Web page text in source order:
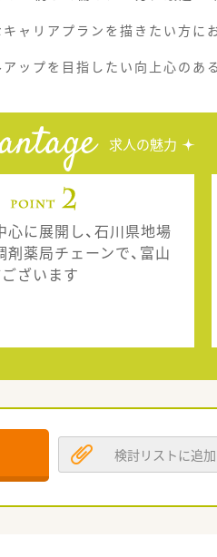
ャリアプランを描きたい方に
ップを目指したい向上心のあ
求人の魅力
に展開し、石川県地場
薬局チェーンで、富山
ざいます
検討リストに追加